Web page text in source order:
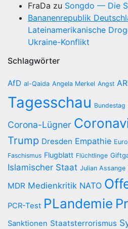
FraDa zu Songdo — Die
Bananenrepublik
Lateinamerikanische
Ukraine-Konflikt
Schlagwörter
AfD al-Qaida Angela Merkel Angst
Tagesschau Bundestag
Corona-Lügner
Trump Dresden Empathie
Faschismus Flugblatt Flüchtlinge
Islamischer Staat Julian Assange
MDR Medienkritik NATO
PCR-Test PLandemie
Sanktionen Staatsterrorismus